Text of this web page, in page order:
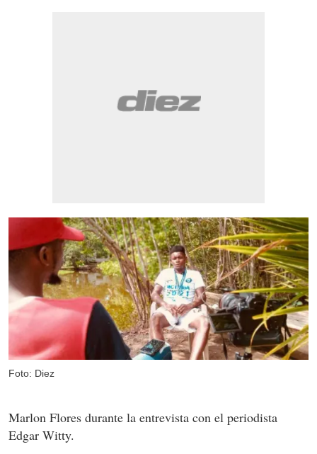
Foto: Diez
Marlon Flores durante la entrevista con el periodista
Edgar Witty.